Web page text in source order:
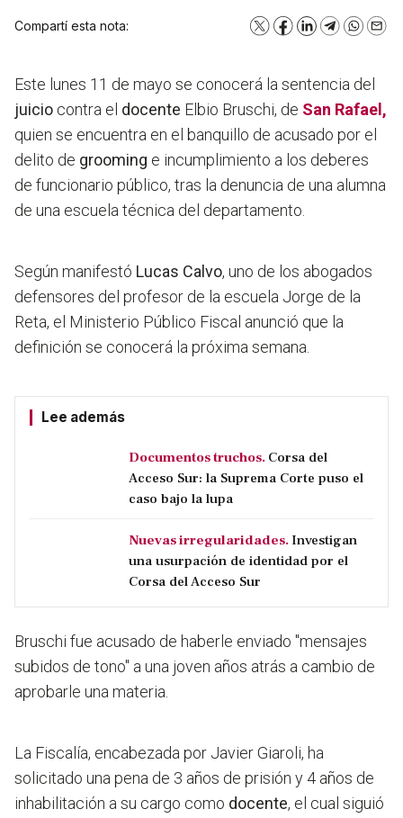
Compartí esta nota: X Facebook
LinkedInTelegram
Este lunes 11 de mayo se conocerá la sentencia del
juicio contra el docente Elbio Bruschi, de San Rafael ,
quien se encuentra en el banquillo de acusado por el
delito de grooming e incumplimiento a los deberes
de funcionario público, tras la denuncia de una alumna
de una escuela técnica del departamento.
Según manifestó Lucas Calvo, uno de los abogados
defensores del profesor de la escuela Jorge de la
Reta, el Ministerio Público Fiscal anunció que la
definición se conocerá la próxima semana.
Lee además
Documentos truchos. Corsa del
Acceso Sur: la Suprema Corte puso el
caso bajo la lupa
Nuevas irregularidades. Investigan
una usurpación de identidad por el
Corsa del Acceso Sur
Bruschi fue acusado de haberle enviado "mensajes
subidos de tono" a una joven años atrás a cambio de
aprobarle una materia.
La Fiscalía, encabezada por Javier Giaroli, ha
solicitado una pena de 3 años de prisión y 4 años de
inhabilitación a su cargo como docente, el cual siguió